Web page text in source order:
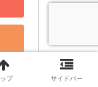
ップ サイドバー